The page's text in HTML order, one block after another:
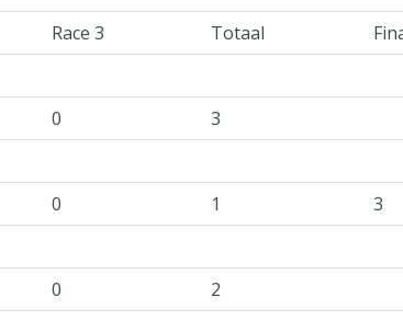
Race 3 Totaal
0 3
0 1 3
0 2